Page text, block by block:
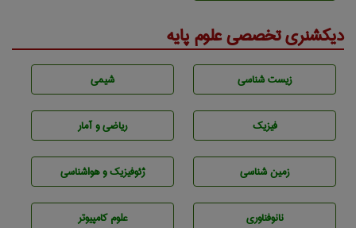
دیکشنری تخصصی علوم پایه
زيست شناسی شيمی
فیزیک ریاضی و آمار
زمين شناسی ژئوفيزيك و هواشناسی
نانوفناوری علوم کامپیوتر